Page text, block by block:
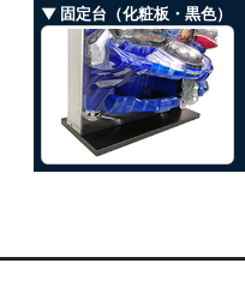
▼ 固定台（化粧板・黒色）